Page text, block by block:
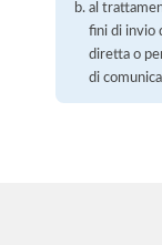
al
fini di invio
diretta o
di